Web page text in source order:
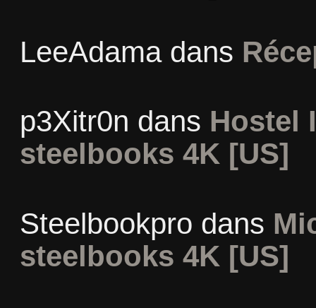
LeeAdamadans
p3Xitr0n dans Hostel
steelbooks 4K [US]
Steelbookpro dans
steelbooks 4K [US]